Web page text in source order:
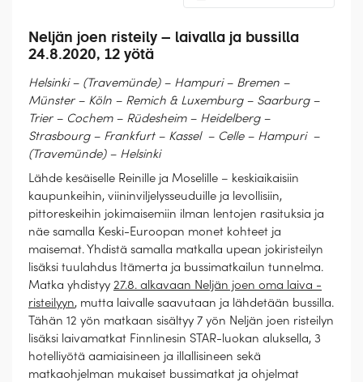
Neljän joen risteily – laivalla ja bussilla
24.8.2020, 12 yötä
Helsinki – (Travemünde) – Hampuri – Bremen –
Münster – Köln – Remich & Luxemburg – Saarburg –
Trier – Cochem – Rüdesheim – Heidelberg –
Strasbourg – Frankfurt – Kassel – Celle – Hampuri –
(Travemünde) – Helsinki
Lähde kesäiselle Reinille ja Moselille – keskiaikaisiin
kaupunkeihin, viininviljelysseuduille ja levollisiin,
pittoreskeihin jokimaisemiin ilman lentojen rasituksia ja
näe samalla Keski-Euroopan monet kohteet ja
maisemat. Yhdistä samalla matkalla upean jokiristeilyn
lisäksi tuulahdus Itämerta ja bussimatkailun tunnelma.
Matka yhdistyy 27.8. alkavaan Neljän joen oma laiva -
risteilyyn, mutta laivalle saavutaan ja lähdetään bussilla.
Tähän 12 yön matkaan sisältyy 7 yön Neljän joen risteilyn
lisäksi laivamatkat Finnlinesin STAR-luokan aluksella, 3
hotelliyötä aamiaisineen ja illallisineen sekä
matkaohjelman mukaiset bussimatkat ja ohjelmat